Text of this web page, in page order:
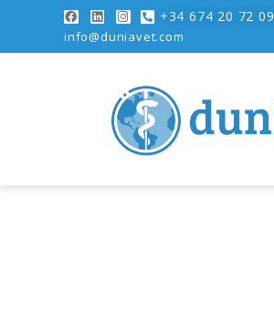
+34 674 20 72 09
info@duniavet.com